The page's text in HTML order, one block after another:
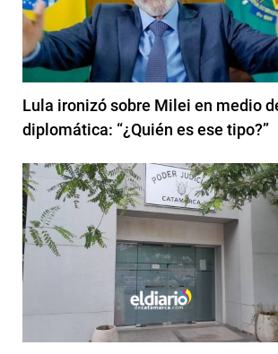
Lula ironizó sobre Milei en medio
diplomática: “¿Quién es ese tipo?”